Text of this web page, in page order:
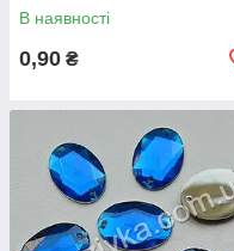
В наявності
0,90 ₴